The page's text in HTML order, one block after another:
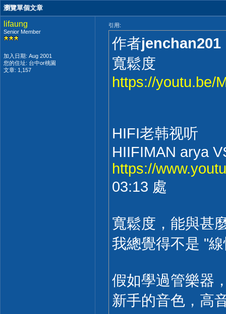
瀏覽單個文章
lifaung
Senior Member
加入日期: Aug 2001
您的住址: 台中or桃園
文章: 1,157
引用:
作者jenchan201
寬鬆度
https://youtu.be/
HIFI老韩视听
HIIFIMAN arya
https://
03:13 處
寬鬆度，能與甚
我總覺得不是 "
假如學過管樂器
新手的音色，高